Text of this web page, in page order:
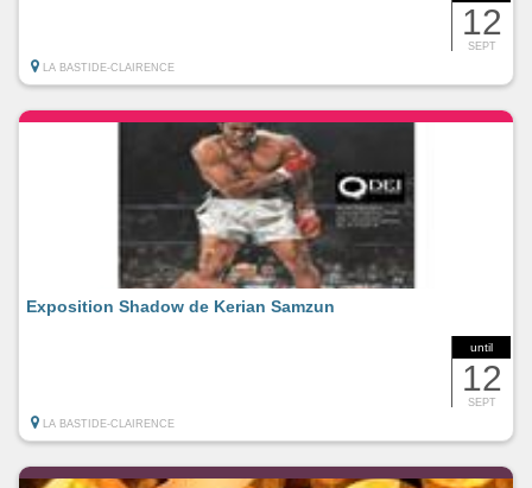
12
SEPT
LA BASTIDE-CLAIRENCE
until
12
SEPT
Exposition Shadow de Kerian Samzun
LA BASTIDE-CLAIRENCE